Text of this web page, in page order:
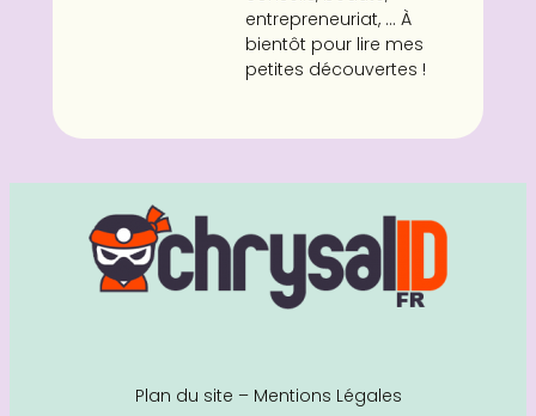
entrepreneuriat, ... À
bientôt pour lire mes
petites découvertes !
Plan du site – Mentions Légales